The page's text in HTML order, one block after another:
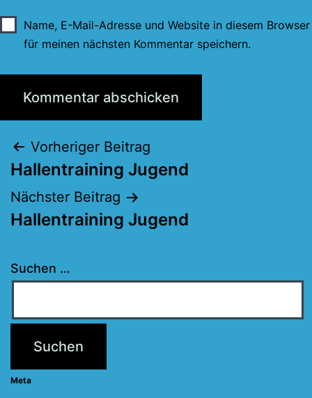
Name, E-Mail-Adresse und Website in diesem Browser
für meinen nächsten Kommentar speichern.
Beitragsnavigation
Vorheriger Beitrag
Hallentraining Jugend
Nächster Beitrag
Hallentraining Jugend
Suchen …
Meta